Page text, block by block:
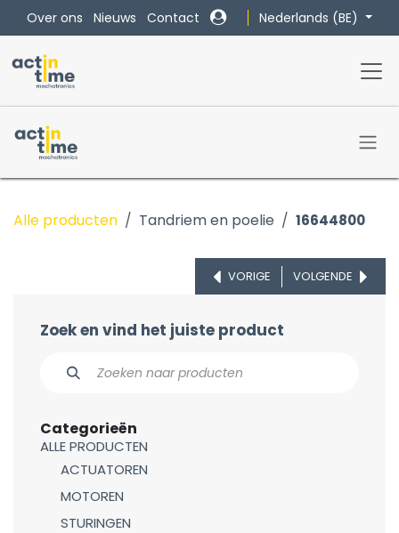
Overslaan naar inhoud
Over ons Nieuws Contact Nederlands (BE)
Alle producten Tandriem en poelie 16644800
VORIGE VOLGENDE
Zoek en vind het juiste product
Categorieën
ALLE PRODUCTEN
ACTUATOREN
MOTOREN
STURINGEN